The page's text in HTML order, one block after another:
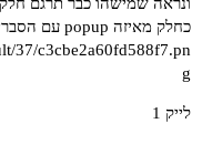
כחלק מאיזה popup עם הסברים:
37/c3cbe2a60fd588f7.pn
g
לייק 1